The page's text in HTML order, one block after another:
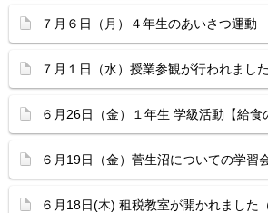
７月６日（月）４年生のあいさつ運動
７月１日（水）授業参観が行われました
６月26日（金）１年生 学級活動【給食
６月19日（金）菅生沼についての学習
６月18日(木) 租税教室が開かれました